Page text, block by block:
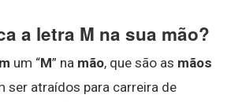
a letra M na sua mão?
um “M” na mão, que são as mãos
ser atraídos para carreira de